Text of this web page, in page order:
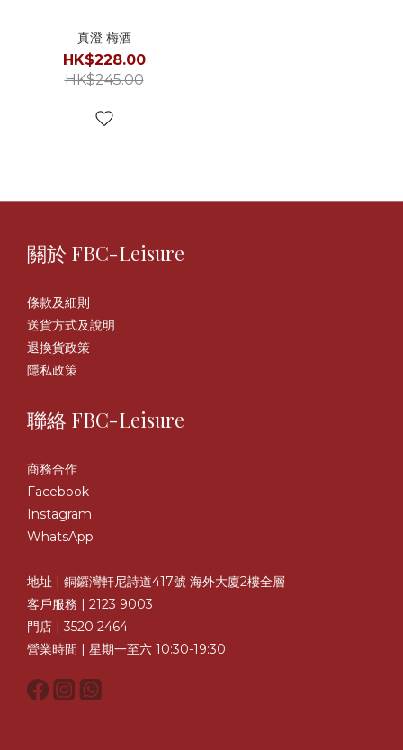
真澄 梅酒
HK$228.00
HK$245.00
關於 FBC-Leisure
條款及細則
送貨方式及說明
退換貨政策
隱私政策
聯絡 FBC-Leisure
商務合作
Facebook
Instagram
WhatsApp
地址 | 銅鑼灣軒尼詩道417號 海外大廈2樓全層
客戶服務 | 2123 9003
門店 | 3520 2464
營業時間 | 星期一至六 10:30-19:30